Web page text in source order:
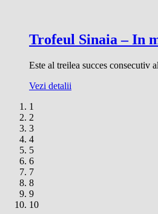
Trofeul Sinaia – In
Este al treilea succes
Vezi detalii
1
2
3
4
5
6
7
8
9
10